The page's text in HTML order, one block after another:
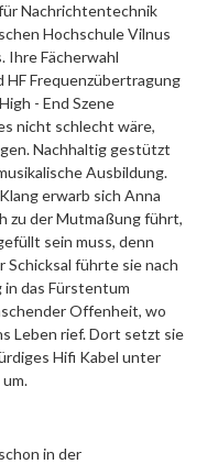
Nachrichtentechnik
Hochschule Vilnus
Ihre Fächerwahl
Frequenzübertragung
- End Szene
nicht schlecht wäre,
Nachhaltig gestützt
Ausbildung.
erwarb sich Anna
zu der Mutmaßung führt,
sein muss, denn
Schicksal führte sie nach
in das Fürstentum
Offenheit, wo
Leben rief. Dort setzt sie
Hifi Kabel unter
in der